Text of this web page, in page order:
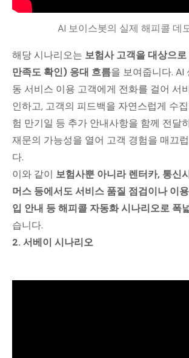
AI 보이스봇의 실제 해피콜 데
해당 시나리오는 보험사 고객을 대상으
만족도 확인) 응대 흐름을 보여줍니다. AI
동 서비스 이용 고객에게 전화를 걸어 서
인하고, 고객의 피드백을 자연스럽게 수
험 만기일 등 추가 안내사항을 함께 전달
재문의 가능성을 열어 고객 경험을 매끄
다.
이와 같이 보험사뿐 아니라 렌터카, 통신
머스 등에서도 서비스 품질 점검이나 이
입 안내 등 해피콜 자동화 시나리오로 폭
습니다.
2. 서베이 시나리오